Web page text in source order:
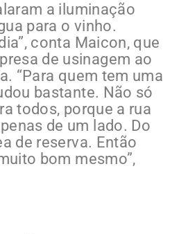
a iluminação
para o vinho.
conta Maicon, que
de usinagem ao
“Para quem tem uma
bastante. Não só
todos, porque a rua
de um lado. Do
de reserva. Então
bom mesmo”,